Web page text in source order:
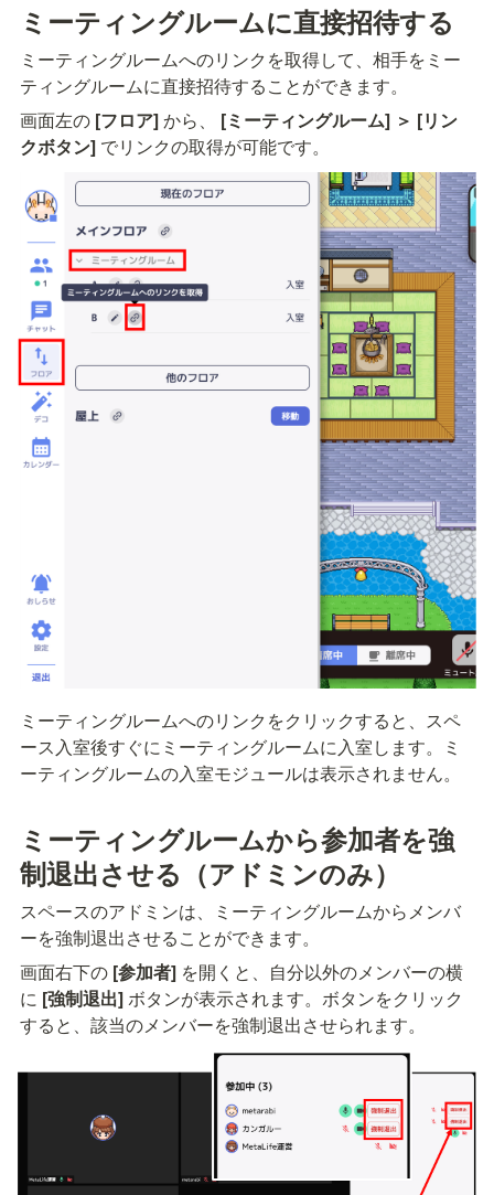
ミーティングルームに直接招待する
ミーティングルームへのリンクを取得して、相手をミー
ティングルームに直接招待することができます。
画面左の [フロア] から、
[ミーティングルーム] ＞ [リン
クボタン] でリンクの取得が可能です。
ミーティングルームへのリンクをクリックすると、スペ
ース入室後すぐにミーティングルームに入室します。ミ
ーティングルームの入室モジュールは表示されません。
ミーティングルームから参加者を強
制退出させる（アドミンのみ）
スペースのアドミンは、ミーティングルームからメンバ
ーを強制退出させることができます。
画面右下の [参加者] を開くと、自分以外のメンバーの横
に [強制退出] ボタンが表示されます。ボタンをクリック
すると、該当のメンバーを強制退出させられます。